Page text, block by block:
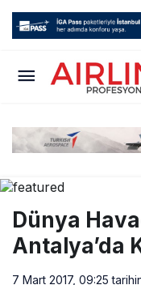
Dünya
Antalya’da
7 Mart 2017, 09:25